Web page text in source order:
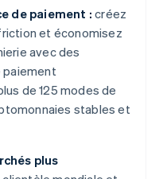
de paiement : créez
et économisez
avec des
paiement
de 125 modes de
stables et
plus